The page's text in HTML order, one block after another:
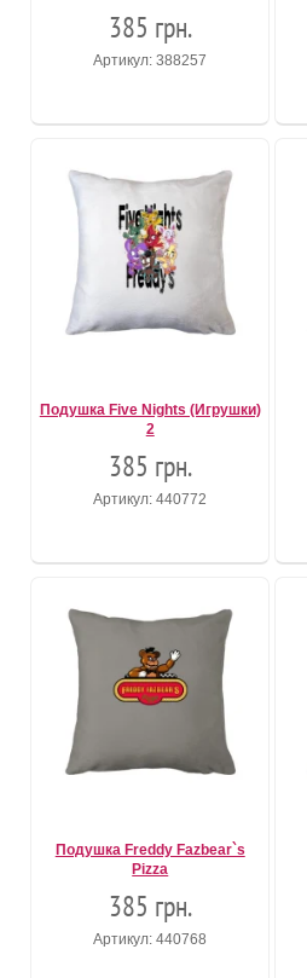
385 грн.
Артикул: 388257
Подушка Five Nights (Игрушки)
2
385 грн.
Артикул: 440772
Подушка Freddy Fazbear`s
Pizza
385 грн.
Артикул: 440768